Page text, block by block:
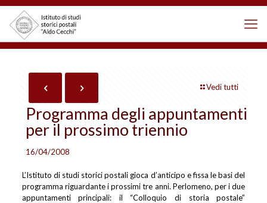
Vedi tutti
Programma degli appuntamenti
per il prossimo triennio
16/04/2008
L’Istituto di studi storici postali gioca d’anticipo e fissa le basi del
programma riguardante i prossimi tre anni. Perlomeno, per i due
appuntamenti principali: il “Colloquio di storia postale”